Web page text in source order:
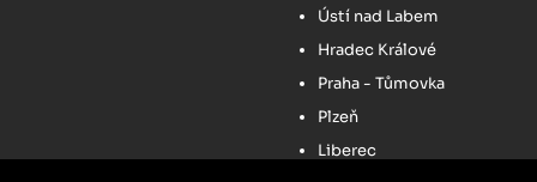
Ústí nad Labem
Hradec Králové
Praha - Tůmovka
Plzeň
Liberec